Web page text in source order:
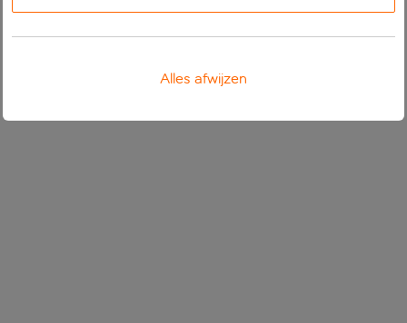
Alles afwijzen